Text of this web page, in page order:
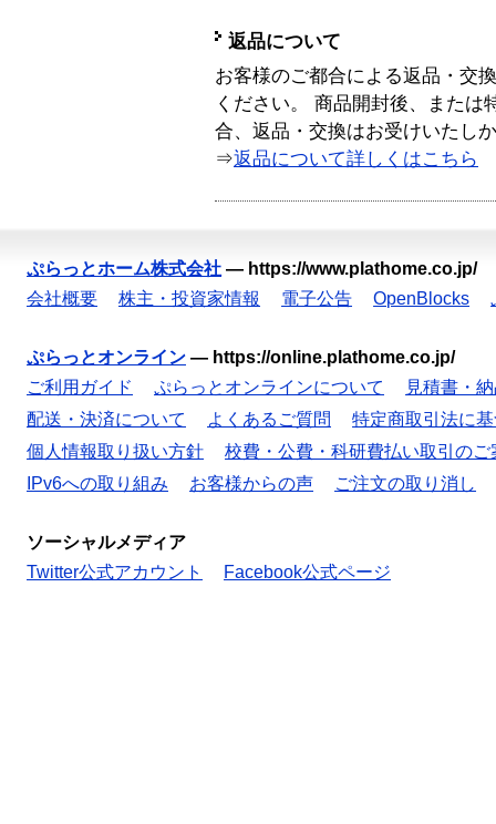
返品について
お客様のご都合による返品・交
ください。 商品開封後、または
合、返品・交換はお受けいたし
⇒返品について詳しくはこちら
ぷらっとホーム株式会社 — https://www.plathome.co.jp/
会社概要
株主・投資家情報 電子公告 OpenBlocks
ぷらっとオンライン — https://online.plathome.co.jp/
ご利用ガイド
ぷらっとオンラインについて
見積書・
配送・決済について
よくあるご質問
特定商取引法に
個人情報取り扱い方針
校費・公費・科研費払い取引のご
IPv6への取り組み
お客様からの声 ご注文の取り消し
ソーシャルメディア
Twitter公式アカウント
Facebook公式ページ